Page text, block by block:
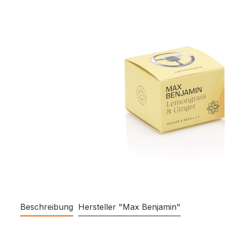
Beschreibung Hersteller "Max Benjamin"